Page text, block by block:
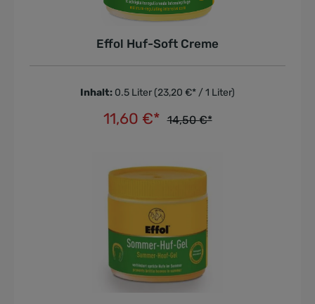
Effol Huf-Soft Creme
Inhalt: 0.5 Liter (23,20 €* / 1 Liter)
11,60 €* 14,50 €*
In den Warenkorb